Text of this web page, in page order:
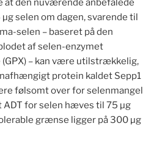
at den nuværende anbefalede
selen om dagen, svarende til
selen – baseret på den
af selen-enzymet
– kan være utilstrækkelig,
protein kaldet Sepp1
følsomt over for selenmangel
ADT for selen hæves til 75 µg
grænse ligger på 300 µg